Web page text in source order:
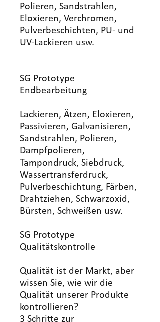
Polieren, Sandstrahlen,
Eloxieren, Verchromen,
Pulverbeschichten, PU- und
UV-Lackieren usw.
SG Prototype
Endbearbeitung
Lackieren, Ätzen, Eloxieren,
Passivieren, Galvanisieren,
Sandstrahlen, Polieren,
Dampfpolieren,
Tampondruck, Siebdruck,
Wassertransferdruck,
Pulverbeschichtung, Färben,
Drahtziehen, Schwarzoxid,
Bürsten, Schweißen usw.
SG Prototype
Qualitätskontrolle
Qualität ist der Markt, aber
wissen Sie, wie wir die
Qualität unserer Produkte
kontrollieren?
3 Schritte zur